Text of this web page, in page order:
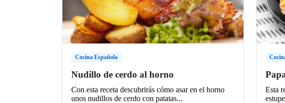
Cocina Española
Nudillo de cerdo al horno
Con esta receta descubrirás cómo asar en el horno
unos nudillos de cerdo con patatas...
Esta